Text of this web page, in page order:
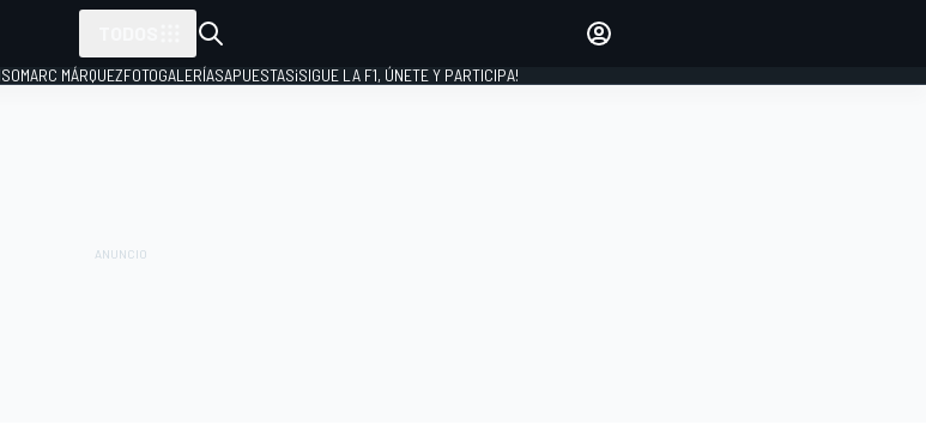
MARC MÁRQUEZFOTOGALERÍASAPUESTAS¡SIGUE LA F1, ÚNETE Y PARTICIPA!